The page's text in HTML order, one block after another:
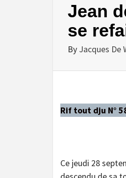
Jean
se
By Jacques De
Rif tout dju N°
Ce jeudi 28